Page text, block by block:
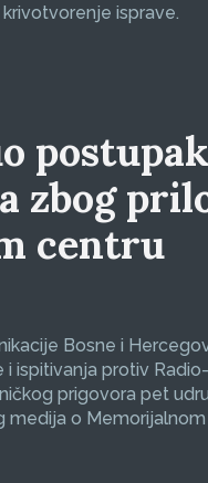
isprave.
postupak
zbog
centru
Bosne i
ispitivanja protiv
prigovora pet
o